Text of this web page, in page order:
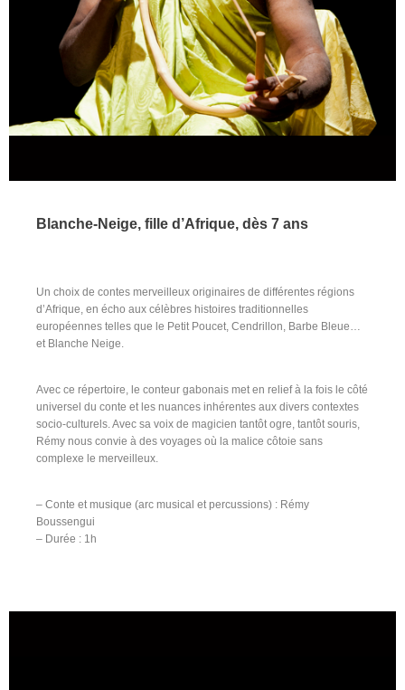
Blanche-Neige, fille d’Afrique, dès 7 ans
Un choix de contes merveilleux originaires de différentes régions
d’Afrique, en écho aux célèbres histoires traditionnelles
européennes telles que le Petit Poucet, Cendrillon, Barbe Bleue…
et Blanche Neige.
Avec ce répertoire, le conteur gabonais met en relief à la fois le côté
universel du conte et les nuances inhérentes aux divers contextes
socio-culturels. Avec sa voix de magicien tantôt ogre, tantôt souris,
Rémy nous convie à des voyages où la malice côtoie sans
complexe le merveilleux.
– Conte et musique (arc musical et percussions) : Rémy
Boussengui
– Durée : 1h